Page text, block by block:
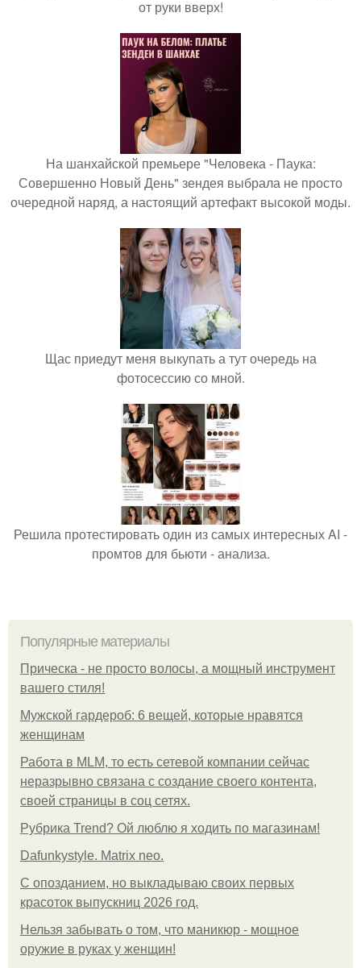
от руки вверх!
На шанхайской премьере "Человека - Паука:
Совершенно Новый День" зендея выбрала не просто
очередной наряд, а настоящий артефакт высокой моды.
Щас приедут меня выкупать а тут очередь на
фотосессию со мной.
Решила протестировать один из самых интересных AI -
промтов для бьюти - анализа.
Популярные материалы
Прическа - не просто волосы, а мощный инструмент
вашего стиля!
Мужской гардероб: 6 вещей, которые нравятся
женщинам
Работа в MLM, то есть сетевой компании сейчас
неразрывно связана с создание своего контента,
своей страницы в соц сетях.
Рубрика Trend? Ой люблю я ходить по магазинам!
Dafunkystyle. Matrix neo.
С опозданием, но выкладываю своих первых
красоток выпускниц 2026 год.
Нельзя забывать о том, что маникюр - мощное
оружие в руках у женщин!